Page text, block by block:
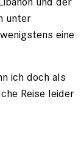
unter
eine
ich doch als
Reise leider